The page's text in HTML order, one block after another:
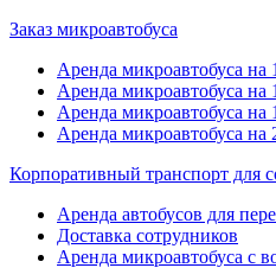
Заказ микроавтобуса
Аренда микроавтобуса на
Аренда микроавтобуса на
Аренда микроавтобуса на
Аренда микроавтобуса на
Корпоративный транспорт для
Аренда автобусов для
Доставка сотрудников
Аренда микроавтобуса с